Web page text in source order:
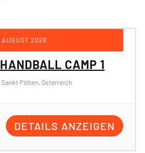
AUGUST 2026
CAMP 1
Pölten, Österreich
DETAILS ANZEIGEN